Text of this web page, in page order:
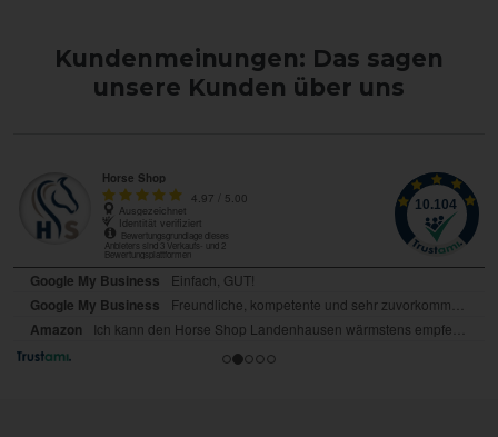
Kundenmeinungen: Das sagen
unsere Kunden über uns